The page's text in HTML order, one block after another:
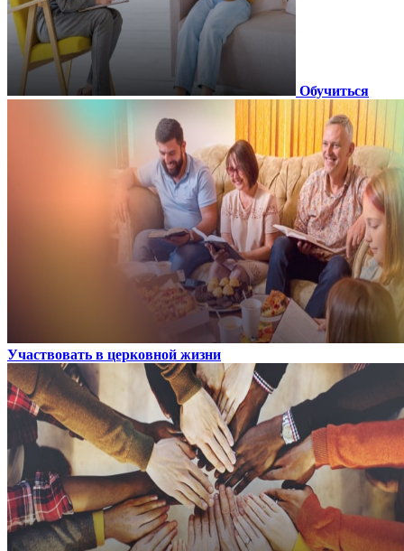
Обучиться
Участвовать в церковной жизни